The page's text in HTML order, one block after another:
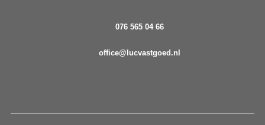
076 565 04 66
office@lucvastgoed.nl